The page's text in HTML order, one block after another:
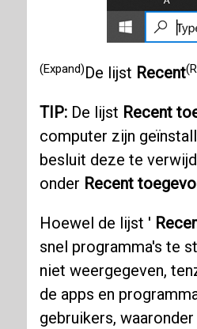
(Expand)De lijst Recent
TIP:De lijst Recent
computer zijn
besluit deze te
onder Recent
Hoewel de lijst '
snel programma's te
niet weergegeven,
de apps en
gebruikers,